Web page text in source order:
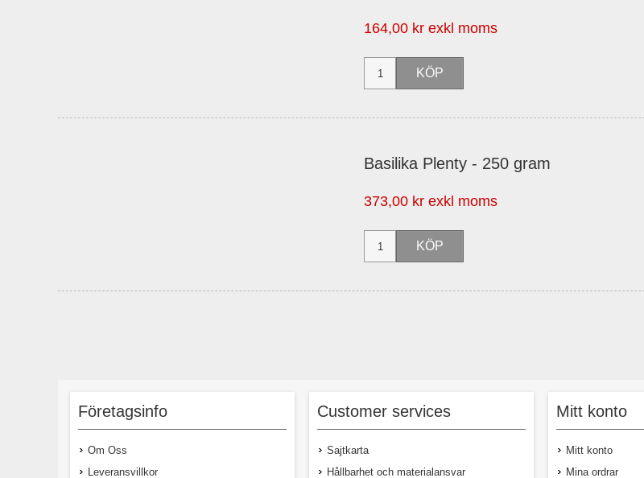
164,00 kr exkl moms
Basilika Plenty - 250 gram
373,00 kr exkl moms
Företagsinfo
Om Oss
Leveransvillkor
Customer services
Sajtkarta
Hållbarhet och materialansvar
Mitt konto
Mitt konto
Mina ordrar